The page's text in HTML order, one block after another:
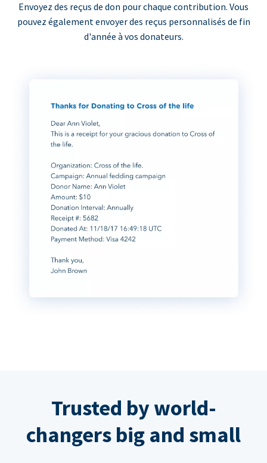
Envoyez des reçus de don pour chaque contribution. Vous
pouvez également envoyer des reçus personnalisés de fin
d'année à vos donateurs.
Trusted by world-
changers big and small